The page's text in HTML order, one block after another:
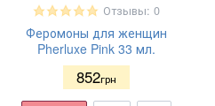
Отзывы: 0
Феромоны для женщин
Pherluxe Pink 33 мл.
852грн